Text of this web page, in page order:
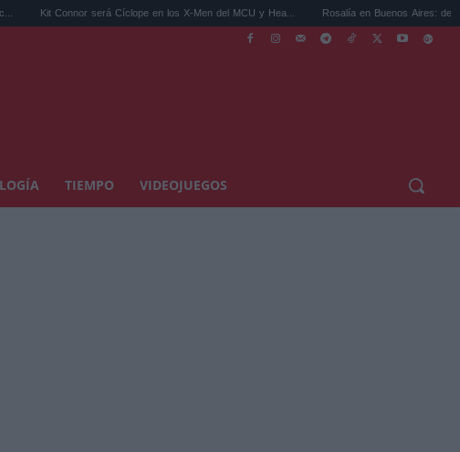
será Cíclope en los X-Men del MCU y Hea... Rosalía en Buenos Aires: detiene el
TIEMPO VIDEOJUEGOS